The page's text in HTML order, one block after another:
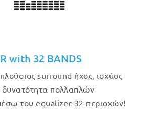
with 32 BANDS
surround ήχος, ισχύος
πολλαπλών
του equalizer 32 περιοχών!